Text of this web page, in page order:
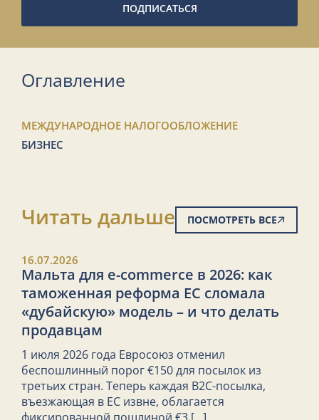
ПОДПИСАТЬСЯ
Оглавление
МЕЖДУНАРОДНОЕ НАЛОГООБЛОЖЕНИЕ
БИЗНЕС
Читать дальше ПОСМОТРЕТЬ ВСЕ
16.07.2026
Мальта для e-commerce в 2026: как
таможенная реформа ЕС сломала
«дубайскую» модель – и что делать
продавцам
1 июля 2026 года Евросоюз отменил
беспошлинный порог €150 для посылок из
третьих стран. Теперь каждая B2C-посылка,
въезжающая в ЕС извне, облагается